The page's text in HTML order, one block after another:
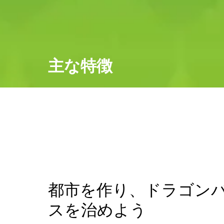
主な特徴
都市を作り、ドラゴン
スを治めよう